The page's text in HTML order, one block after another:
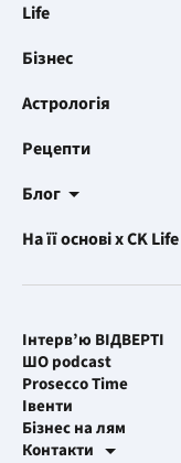
Life
Бізнес
Астрологія
Рецепти
Блог
На її основі x CK Life
Інтерв’ю ВІДВЕРТІ
ШО podcast
Prosecco Time
Івенти
Бізнес на лям
Контакти